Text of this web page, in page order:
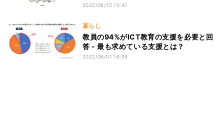
2022/06/15 10:41
暮らし
教員の94%がICT教育の支援を必要と回
答 - 最も求めている支援とは？
2022/06/01 16:59